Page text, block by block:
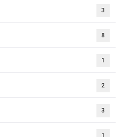
3
8
1
2
3
1